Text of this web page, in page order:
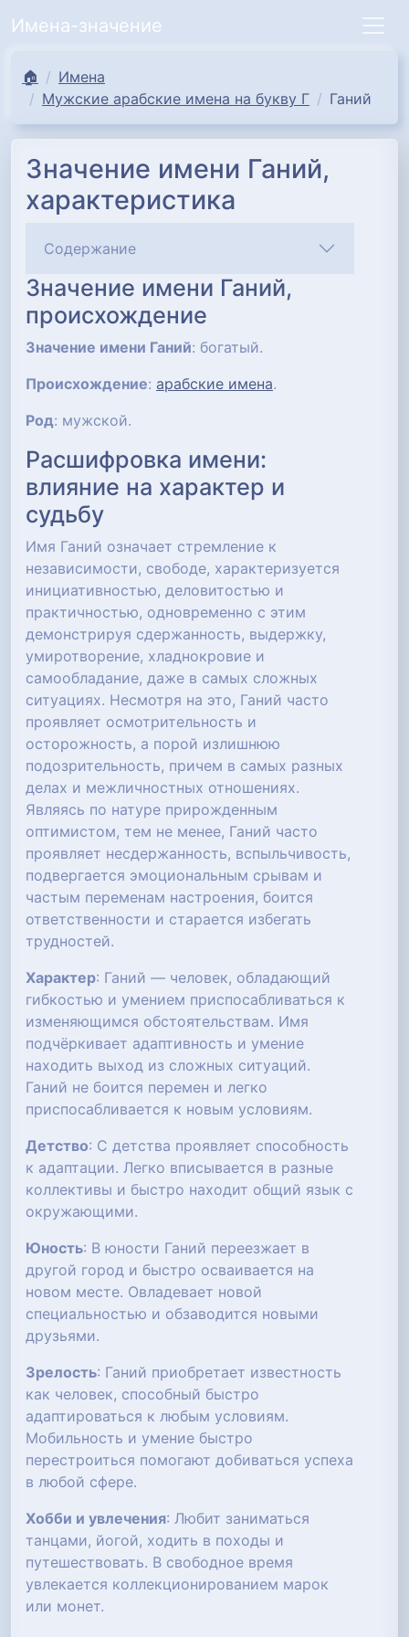
Имена-значение
🏠
Имена
Мужские арабские имена на букву Г
Ганий
Значение имени Ганий,
характеристика
Содержание
Значение имени Ганий,
происхождение
Значение имени Ганий: богатый.
Происхождение: арабские имена.
Род: мужской.
Расшифровка имени:
влияние на характер и
судьбу
Имя Ганий означает стремление к
независимости, свободе, характеризуется
инициативностью, деловитостью и
практичностью, одновременно с этим
демонстрируя сдержанность, выдержку,
умиротворение, хладнокровие и
самообладание, даже в самых сложных
ситуациях. Несмотря на это, Ганий часто
проявляет осмотрительность и
осторожность, а порой излишнюю
подозрительность, причем в самых разных
делах и межличностных отношениях.
Являясь по натуре прирожденным
оптимистом, тем не менее, Ганий часто
проявляет несдержанность, вспыльчивость,
подвергается эмоциональным срывам и
частым переменам настроения, боится
ответственности и старается избегать
трудностей.
Характер: Ганий — человек, обладающий
гибкостью и умением приспосабливаться к
изменяющимся обстоятельствам. Имя
подчёркивает адаптивность и умение
находить выход из сложных ситуаций.
Ганий не боится перемен и легко
приспосабливается к новым условиям.
Детство: С детства проявляет способность
к адаптации. Легко вписывается в разные
коллективы и быстро находит общий язык с
окружающими.
Юность: В юности Ганий переезжает в
другой город и быстро осваивается на
новом месте. Овладевает новой
специальностью и обзаводится новыми
друзьями.
Зрелость: Ганий приобретает известность
как человек, способный быстро
адаптироваться к любым условиям.
Мобильность и умение быстро
перестроиться помогают добиваться успеха
в любой сфере.
Хобби и увлечения: Любит заниматься
танцами, йогой, ходить в походы и
путешествовать. В свободное время
увлекается коллекционированием марок
или монет.